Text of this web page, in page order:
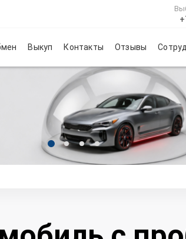
Выкуп Контакты Отзывы